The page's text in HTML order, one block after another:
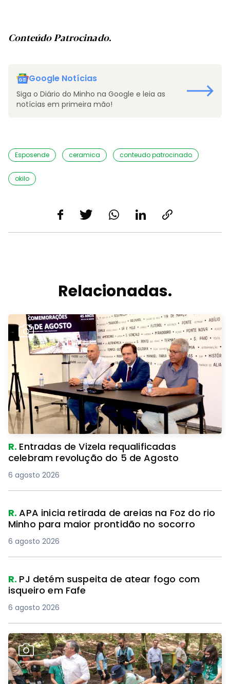
Conteúdo Patrocinado.
Google Notícias
Siga o Diário do Minho na Google e leia as
notícias em primeira mão!
Esposende ceramica conteudo patrocinado
okilo
Relacionadas.
R. Entradas de Vizela requalificadas
celebram revolução do 5 de Agosto
6 agosto 2026
R.APA inicia retirada de areias na Foz do rio
Minho para maior prontidão no socorro
6 agosto 2026
R. PJ detém suspeita de atear fogo com
isqueiro em Fafe
6 agosto 2026